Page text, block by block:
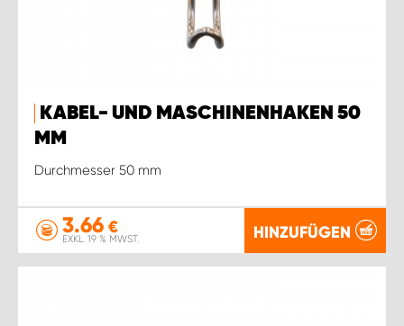
KABEL- UND MASCHINENHAKEN 50
MM
Durchmesser 50 mm
3.66 €
EXKL. 19 % MWST. HINZUFÜGEN